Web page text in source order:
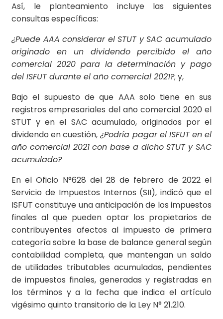
Así, le planteamiento incluye las siguientes
consultas específicas:
¿Puede AAA considerar el STUT y SAC acumulado
originado en un dividendo percibido el año
comercial 2020 para la determinación y pago
del ISFUT durante el año comercial 2021?; y,
Bajo el supuesto de que AAA solo tiene en sus
registros empresariales del año comercial 2020 el
STUT y en el SAC acumulado, originados por el
dividendo en cuestión, ¿Podría pagar el ISFUT en el
año comercial 2021 con base a dicho STUT y SAC
acumulado?
En el Oficio N°628 del 28 de febrero de 2022 el
Servicio de Impuestos Internos (SII), indicó que el
ISFUT constituye una anticipación de los impuestos
finales al que pueden optar los propietarios de
contribuyentes afectos al impuesto de primera
categoría sobre la base de balance general según
contabilidad completa, que mantengan un saldo
de utilidades tributables acumuladas, pendientes
de impuestos finales, generadas y registradas en
los términos y a la fecha que indica el artículo
vigésimo quinto transitorio de la Ley N° 21.210.